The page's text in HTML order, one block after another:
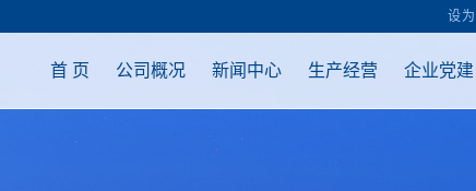
设
首 页 公司概况 新闻中心 生产经营 企业党建